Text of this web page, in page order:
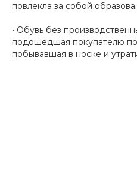
повлекла за собой
• Обувь без
подошедшая покупателю по
побывавшая в носке и